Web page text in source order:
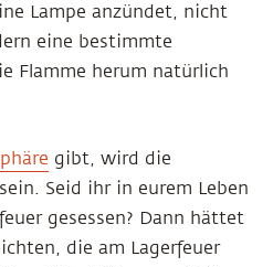
Lampe anzündet, nicht
eine bestimmte
Flamme herum natürlich
gibt, wird die
Seid ihr in eurem Leben
gesessen? Dann hättet
die am Lagerfeuer